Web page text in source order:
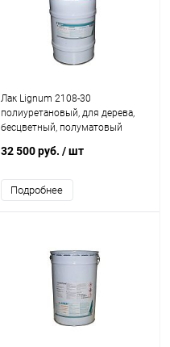
Лак Lignum 2108-30
полиуретановый, для дерева,
бесцветный, полуматовый
32 500 руб. / шт
Подробнее